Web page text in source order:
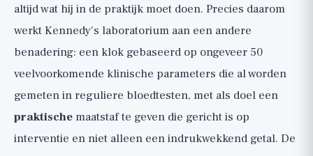
altijd wat hij in de praktijk moet doen. Precies daarom
werkt Kennedy's laboratorium aan een andere
benadering: een klok gebaseerd op ongeveer 50
veelvoorkomende klinische parameters die al worden
gemeten in reguliere bloedtesten, met als doel een
praktische maatstaf te geven die gericht is op
interventie en niet alleen een indrukwekkend getal. De